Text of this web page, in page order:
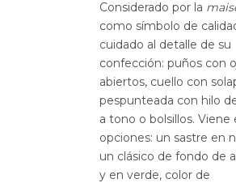
Considerado por la
como símbolo de
cuidado al detalle de su
confección: puños con
abiertos, cuello con
pespunteada con hilo
a tono o bolsillos. Viene
opciones: un sastre en
un clásico de fondo de
y en verde, color de